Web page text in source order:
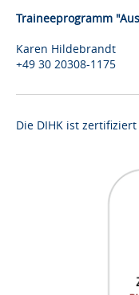
Traineeprogramm
Karen Hildebrandt
+49 30 20308-1175
Die DIHK ist